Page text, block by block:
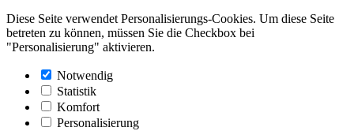
Diese Seite verwendet Personalisierungs-Cookies. Um diese Seite
betreten zu können, müssen Sie die Checkbox bei
"Personalisierung" aktivieren.
Notwendig
Statistik
Komfort
Personalisierung